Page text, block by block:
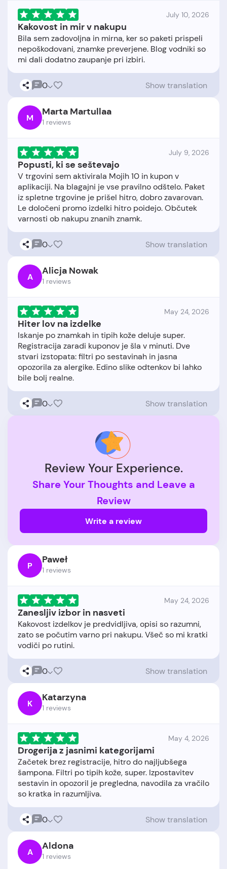
July 10, 2026
Kakovost in mir v nakupu
Bila sem zadovoljna in mirna, ker so paketi prispeli
nepoškodovani, znamke preverjene. Blog vodniki so
0 Show translation
M Marta Martullaa
1 reviews
July 9, 2026
Popusti, ki se seštevajo
V trgovini sem aktivirala Mojih 10 in kupon v
aplikaciji. Na blagajni je vse pravilno odštelo. Paket
iz spletne trgovine je prišel hitro, dobro zavarovan.
Le določeni promo izdelki hitro poidejo. Občutek
0 Show translation
A Alicja Nowak
1 reviews
May 24, 2026
Hiter lov na izdelke
Iskanje po znamkah in tipih kože deluje super.
Registracija zaradi kuponov je šla v minuti. Dve
stvari izstopata: filtri po sestavinah in jasna
opozorila za alergike. Edino slike odtenkov bi lahko
0 Show translation
Review Your Experience.
Share Your Thoughts and Leave a
Review
Write a review
P Paweł
1 reviews
May 24, 2026
Zanesljiv izbor in nasveti
Kakovost izdelkov je predvidljiva, opisi so razumni,
zato se počutim varno pri nakupu. Všeč so mi kratki
0 Show translation
K Katarzyna
1 reviews
May 4, 2026
Drogerija z jasnimi kategorijami
Začetek brez registracije, hitro do najljubšega
šampona. Filtri po tipih kože, super. Izpostavitev
sestavin in opozoril je pregledna, navodila za vračilo
0 Show translation
A Aldona
1 reviews